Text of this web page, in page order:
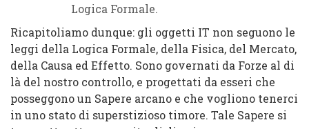
Logica Formale.
Ricapitoliamo dunque: gli oggetti IT non seguono le
leggi della Logica Formale, della Fisica, del Mercato,
della Causa ed Effetto. Sono governati da Forze al di
là del nostro controllo, e progettati da esseri che
posseggono un Sapere arcano e che vogliono tenerci
in uno stato di superstizioso timore. Tale Sapere si